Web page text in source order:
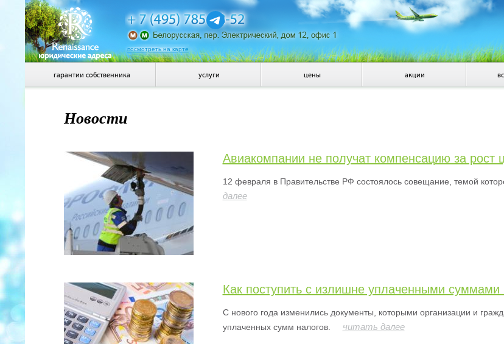
посмотреть на карте
гарантии собственника услуги цены акции
Новости
Авиакомпании не получат компенсацию за рост
12 февраля в Правительстве РФ состоялось совещание, темой
далее
Как поступить с излишне уплаченными суммами
С нового года изменились документы, которыми организации и
уплаченных сумм налогов.
читать далее